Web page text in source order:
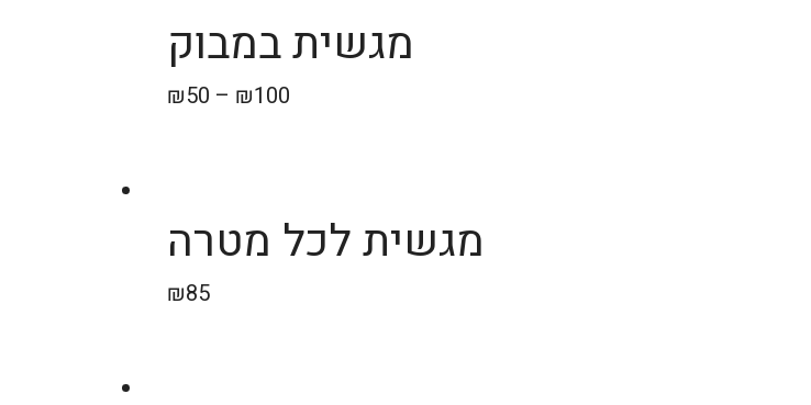
מגשית במבוק
₪50 – ₪100
מגשית לכל מטרה
₪85